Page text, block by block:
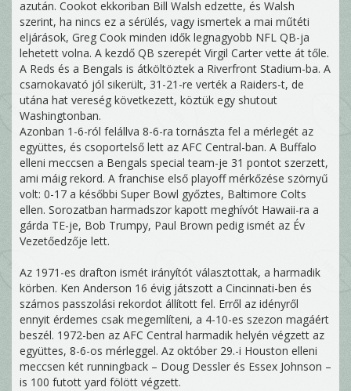
azután. Cookot ekkoriban Bill Walsh edzette, és Walsh
szerint, ha nincs ez a sérülés, vagy ismertek a mai műtéti
eljárások, Greg Cook minden idők legnagyobb NFL QB-ja
lehetett volna. A kezdő QB szerepét Virgil Carter vette át tőle.
A Reds és a Bengals is átköltöztek a Riverfront Stadium-ba. A
csarnokavató jól sikerült, 31-21-re verték a Raiders-t, de
utána hat vereség következett, köztük egy shutout
Washingtonban.
Azonban 1-6-ról felállva 8-6-ra tornászta fel a mérlegét az
együttes, és csoportelső lett az AFC Central-ban. A Buffalo
elleni meccsen a Bengals special team-je 31 pontot szerzett,
ami máig rekord. A franchise első playoff mérkőzése szörnyű
volt: 0-17 a későbbi Super Bowl győztes, Baltimore Colts
ellen. Sorozatban harmadszor kapott meghívót Hawaii-ra a
gárda TE-je, Bob Trumpy, Paul Brown pedig ismét az Év
Vezetőedzője lett.
Az 1971-es drafton ismét irányítót választottak, a harmadik
körben. Ken Anderson 16 évig játszott a Cincinnati-ben és
számos passzolási rekordot állított fel. Erről az idényről
ennyit érdemes csak megemlíteni, a 4-10-es szezon magáért
beszél. 1972-ben az AFC Central harmadik helyén végzett az
együttes, 8-6-os mérleggel. Az október 29.-i Houston elleni
meccsen két runningback – Doug Dessler és Essex Johnson –
is 100 futott yard fölött végzett.